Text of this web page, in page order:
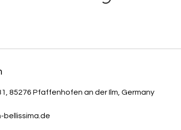
85276 Pfaffenhofen an der Ilm, Germany